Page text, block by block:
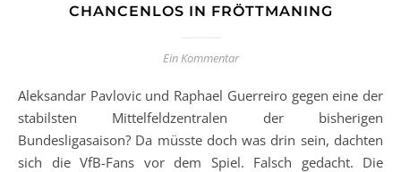
CHANCENLOS IN FRÖTTMANING
Ein Kommentar
Aleksandar Pavlovic und Raphael Guerreiro gegen eine der
stabilsten Mittelfeldzentralen der bisherigen
Bundesligasaison? Da müsste doch was drin sein, dachten
sich die VfB-Fans vor dem Spiel. Falsch gedacht. Die